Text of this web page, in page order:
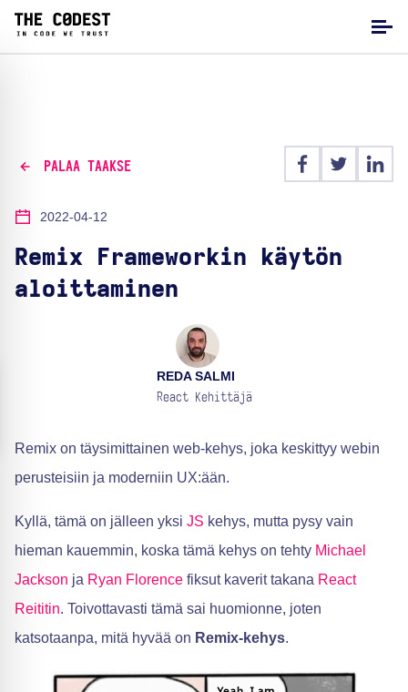
PALAA TAAKSE
2022-04-12
Remix Frameworkin käytön
aloittaminen
REDA SALMI
React Kehittäjä
Remix on täysimittainen web-kehys, joka keskittyy webin
perusteisiin ja moderniin UX:ään.
Kyllä, tämä on jälleen yksi JS kehys, mutta pysy vain
hieman kauemmin, koska tämä kehys on tehty Michael
Jackson ja Ryan Florence fiksut kaverit takana React
Reititin. Toivottavasti tämä sai huomionne, joten
katsotaanpa, mitä hyvää on Remix-kehys.